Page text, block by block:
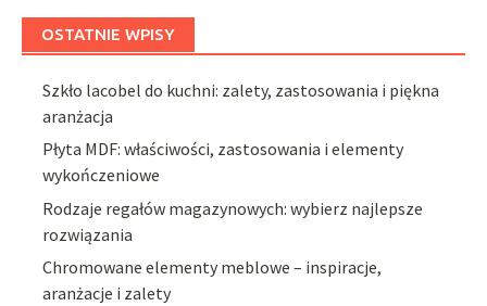
OSTATNIE WPISY
Szkło lacobel do kuchni: zalety, zastosowania i piękna
aranżacja
Płyta MDF: właściwości, zastosowania i elementy
wykończeniowe
Rodzaje regałów magazynowych: wybierz najlepsze
rozwiązania
Chromowane elementy meblowe – inspiracje,
aranżacje i zalety